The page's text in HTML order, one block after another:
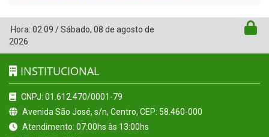
Hora: 02:09 /Sábado, 08 de agosto de
2026
INSTITUCIONAL
CNPJ: 01.612.470/0001-79
Avenida São José, s/n, Centro, CEP: 58.460-000
Atendimento: 07:00hs às 13:00hs